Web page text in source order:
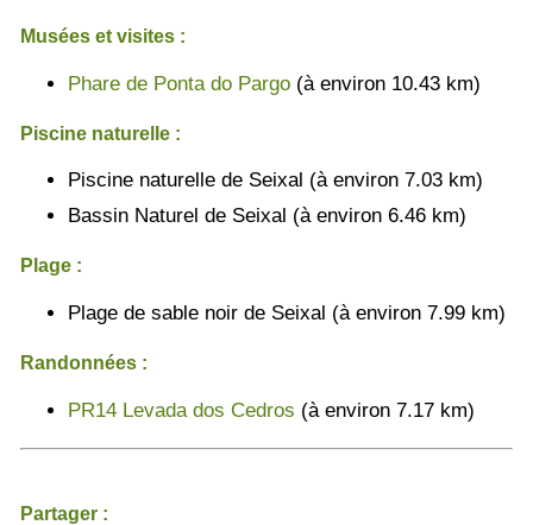
Musées et visites :
Phare de Ponta do Pargo(à environ 10.43 km)
Piscine naturelle :
Piscine naturelle de Seixal (à environ 7.03 km)
Bassin Naturel de Seixal (à environ 6.46 km)
Plage :
Plage de sable noir de Seixal (à environ 7.99 km)
Randonnées :
PR14 Levada dos Cedros (à environ 7.17 km)
Partager :